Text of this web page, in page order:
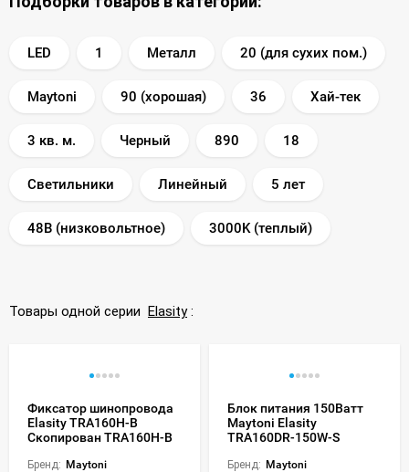
LED 1 Металл 20 (для сухих пом.)
Maytoni 90 (хорошая) 36 Хай-тек
3 кв. м. Черный 890 18
Светильники Линейный 5 лет
48В (низковольтное) 3000K (теплый)
Товары одной серии Elasity:
Фиксатор шинопровода
Elasity TRA160H-B
Скопирован TRA160H-B
Бренд: Maytoni
Блок питания 150Ватт
Maytoni Elasity
TRA160DR-150W-S
Бренд: Maytoni